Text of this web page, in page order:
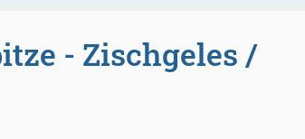
- Zischgeles /